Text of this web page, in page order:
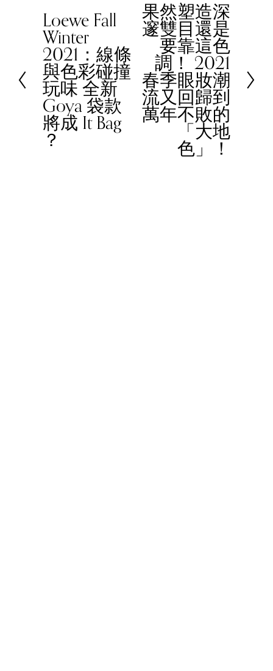
r
e
v
i
o
u
Loewe Fall
Winter
2021：線條
與色彩碰撞
玩味 全新
Goya 袋款
將成 It Bag
？
N果然塑造深
邃雙目還是
要靠這色
調！ 2021
春季眼妝潮
流又回歸到
萬年不敗的
「大地
色」！